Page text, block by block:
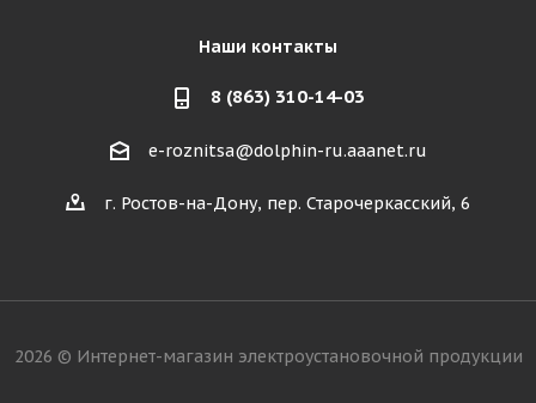
Наши контакты
8 (863) 310-14-03
e-roznitsa@dolphin-ru.aaanet.ru
г. Ростов-на-Дону, пер. Старочеркасский, 6
2026 © Интернет-магазин электроустановочной продукции